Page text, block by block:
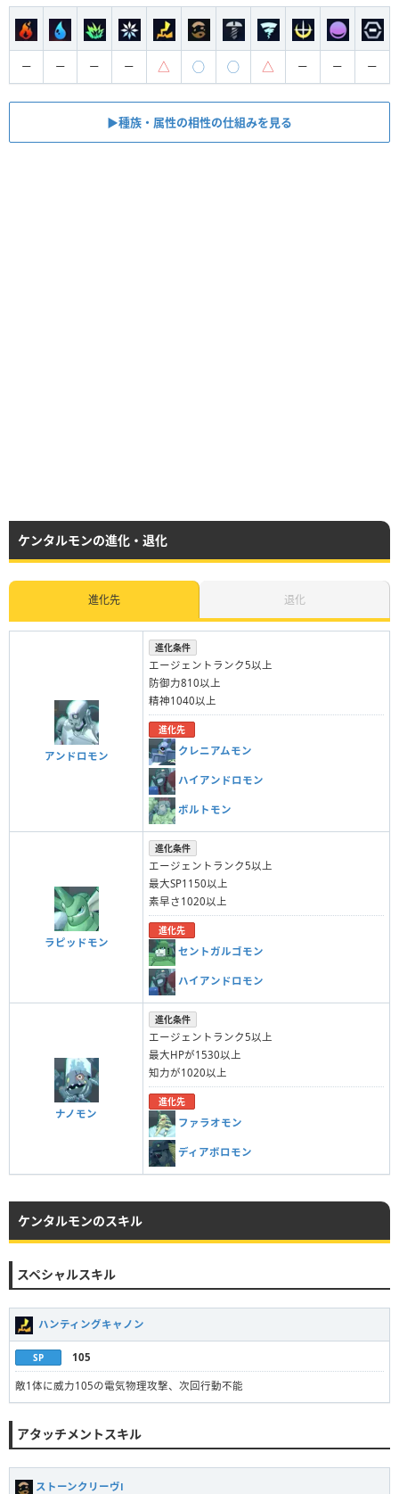
ー ー ー ー △ ◯ ◯ △ ー ー ー
▶︎種族・属性の相性の仕組みを見る
ケンタルモンの進化・退化
進化先 退化
アンドロモン
進化条件
エージェントランク5以上
防御力810以上
精神1040以上
進化先
クレニアムモン
ハイアンドロモン
ボルトモン
ラピッドモン
進化条件
エージェントランク5以上
最大SP1150以上
素早さ1020以上
進化先
セントガルゴモン
ハイアンドロモン
ナノモン
進化条件
エージェントランク5以上
最大HPが1530以上
知力が1020以上
進化先
ファラオモン
ディアボロモン
ケンタルモンのスキル
スペシャルスキル
ハンティングキャノン
SP 105
敵1体に威力105の電気物理攻撃、次回行動不能
アタッチメントスキル
ストーンクリーヴⅠ